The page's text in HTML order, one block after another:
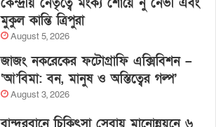
কেন্দ্রীয় নেতৃত্বে মংক্য শোয়ে নু নেভী এবং
মুকুল কান্তি ত্রিপুরা
August 5, 2026
জাজং নকরেকের ফটোগ্রাফি এক্সিবিশন –
‘আ’বিমা: বন, মানুষ ও অস্তিত্বের গল্প’
August 3, 2026